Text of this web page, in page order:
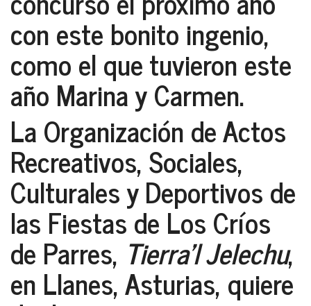
con este bonito ingenio,
como el que tuvieron este
añoMarina y Carmen.
La Organización de Actos
Recreativos, Sociales,
Culturales y Deportivos de
las Fiestas de Los Críos
de Parres, Tierra’l Jelechu,
en Llanes, Asturias, quiere